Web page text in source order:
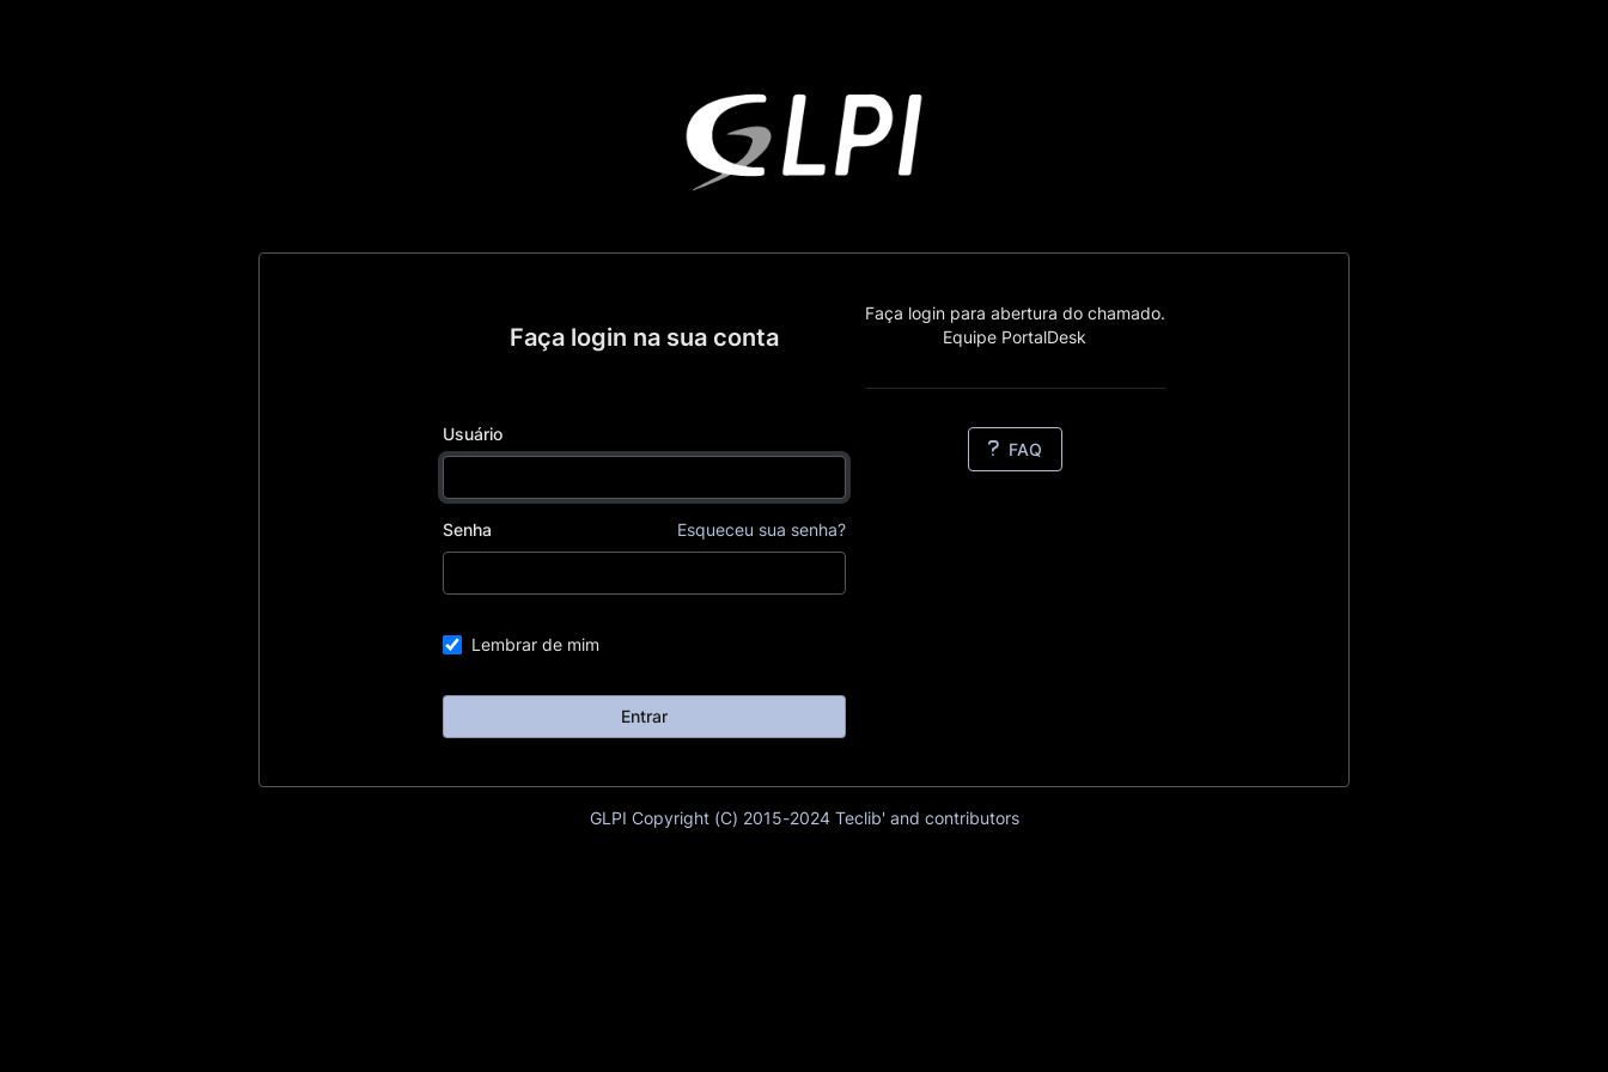
Faça login na sua conta
Usuário
Senha Esqueceu sua senha?
Lembrar de mim
Entrar
Faça login para abertura do chamado.
Equipe PortalDesk
FAQ
GLPI Copyright (C) 2015-2024 Teclib' and contributors